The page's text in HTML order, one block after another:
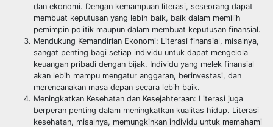
dan ekonomi. Dengan kemampuan literasi, seseorang dapat
membuat keputusan yang lebih baik, baik dalam memilih
pemimpin politik maupun dalam membuat keputusan finansial.
Mendukung Kemandirian Ekonomi: Literasi finansial, misalnya,
sangat penting bagi setiap individu untuk dapat mengelola
keuangan pribadi dengan bijak. Individu yang melek finansial
akan lebih mampu mengatur anggaran, berinvestasi, dan
merencanakan masa depan secara lebih baik.
Meningkatkan Kesehatan dan Kesejahteraan: Literasi juga
berperan penting dalam meningkatkan kualitas hidup. Literasi
kesehatan, misalnya, memungkinkan individu untuk memahami